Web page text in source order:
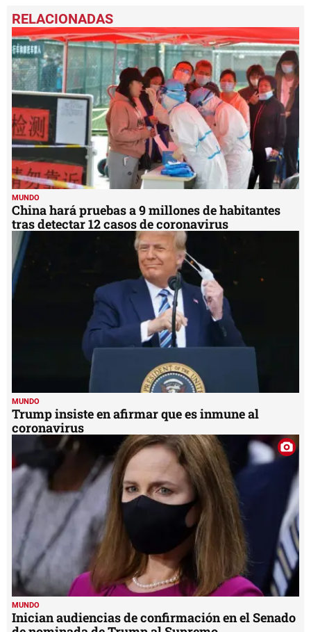
seconds
of
1
minute,
43
seconds
MUNDO
China hará pruebas a 9 millones de habitantes
tras detectar 12 casos de coronavirus
MUNDO
Trump insiste en afirmar que es inmune al
coronavirus
MUNDO
Inician audiencias de confirmación en el Senado